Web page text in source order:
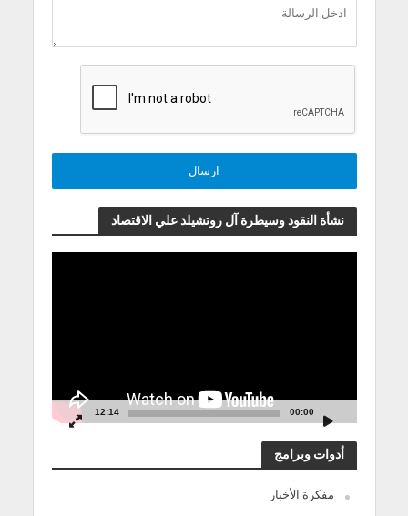
نشأة النقود وسيطرة آل روتشيلد علي الاقتصاد
00:00
12:14
أدوات وبرامج
مفكرة الأخبار